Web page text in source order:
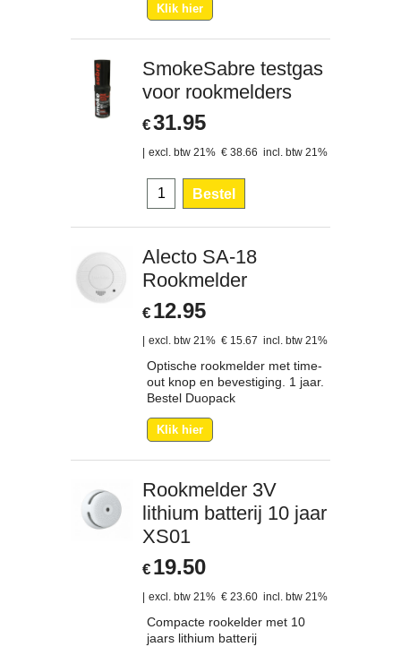
Klik hier
SmokeSabre testgas
voor rookmelders
€31.95
excl. btw 21% € 38.66 incl. btw 21%
Bestel
Alecto SA-18
Rookmelder
€ 12.95
excl. btw 21% € 15.67 incl. btw 21%
Optische rookmelder met time-
out knop en bevestiging. 1 jaar.
Bestel Duopack
Klik hier
Rookmelder 3V
lithium batterij 10 jaar
XS01
€ 19.50
excl. btw 21% € 23.60 incl. btw 21%
Compacte rookelder met 10
jaars lithium batterij